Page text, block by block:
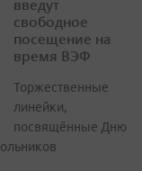
введут
свободное
посещение на
время ВЭФ
Торжественные
линейки,
посвящённые Дню